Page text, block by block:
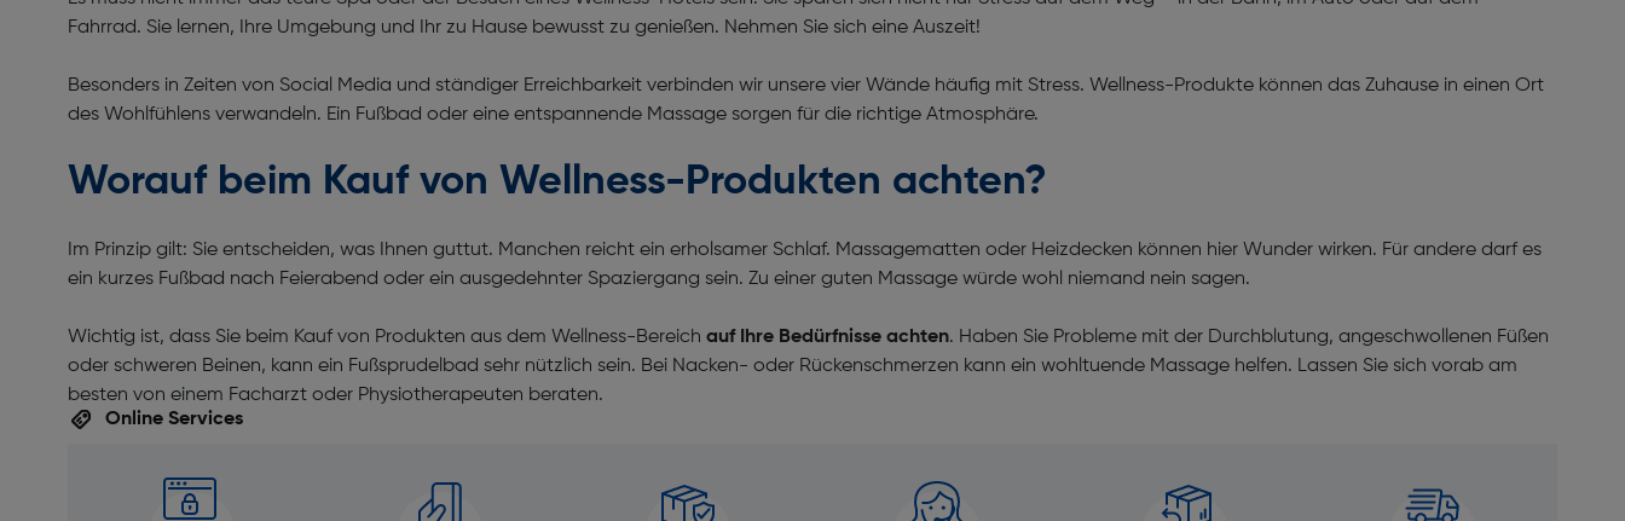
Fahrrad. Sie lernen, Ihre Umgebung und Ihr zu Hause bewusst zu genießen. Nehmen Sie sich eine Auszeit!
Besonders in Zeiten von Social Media und ständiger Erreichbarkeit verbinden wir unsere vier Wände häufig mit Stress. Wellness-Produkte können das Zuhause in einen Ort
des Wohlfühlens verwandeln. Ein Fußbad oder eine entspannende Massage sorgen für die richtige Atmosphäre.
Worauf beim Kauf von Wellness-Produkten achten?
Im Prinzip gilt: Sie entscheiden, was Ihnen guttut. Manchen reicht ein erholsamer Schlaf. Massagematten oder Heizdecken können hier Wunder wirken. Für andere darf es
ein kurzes Fußbad nach Feierabend oder ein ausgedehnter Spaziergang sein. Zu einer guten Massage würde wohl niemand nein sagen.
Wichtig ist, dass Sie beim Kauf von Produkten aus dem Wellness-Bereich auf Ihre Bedürfnisse achten. Haben Sie Probleme mit der Durchblutung, angeschwollenen Füßen
oder schweren Beinen, kann ein Fußsprudelbad sehr nützlich sein. Bei Nacken- oder Rückenschmerzen kann ein wohltuende Massage helfen. Lassen Sie sich vorab am
besten von einem Facharzt oder Physiotherapeuten beraten.
Online Services